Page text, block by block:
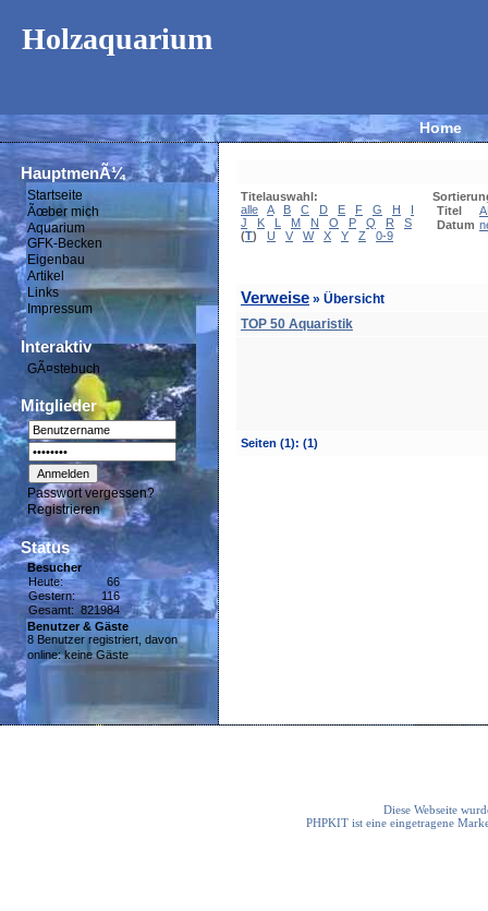
Holzaquarium
Home
HauptmenÃ¼
Startseite
Ãœber mich
Aquarium
GFK-Becken
Eigenbau
Artikel
Links
Impressum
Interaktiv
GÃ¤stebuch
Mitglieder
Passwort vergessen?
Registrieren
Status
Besucher
Heute:
66
Gestern:
116
Gesamt: 821984
Benutzer & Gäste
8 Benutzer registriert, davon
online: keine Gäste
Titelauswahl:
alle
A B C D E F G H
I
J
K L M N O P Q R
S
(T) U V W X Y Z 0-9
Titel
Datum
Verweise » Übersicht
TOP 50 Aquaristik
Seiten (1): (1)
Diese Webseite
PHPKIT ist eine eingetragene